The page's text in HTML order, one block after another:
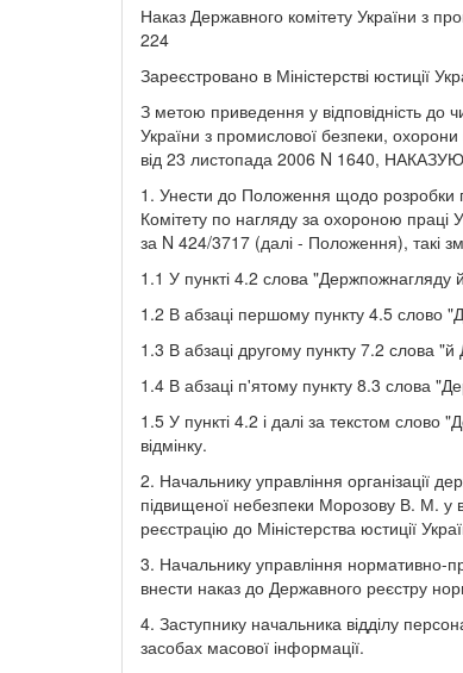
Наказ Державного комітету України з
224
Зареєстровано в Міністерстві юстиції
З метою приведення у відповідність до
України з промислової безпеки, охорони
від 23 листопада 2006 N 1640,
1. Унести до Положення щодо розробки
Комітету по нагляду за охороною праці
за N 424/3717 (далі - Положення), такі
1.1 У пункті 4.2 слова "Держпожнагляду
1.2 В абзаці першому пункту 4.5 слово
1.3 В абзаці другому пункту 7.2 слова
1.4 В абзаці п'ятому пункту 8.3 слова
1.5 У пункті 4.2 і далі за текстом слово
відмінку.
2. Начальнику управління організації
підвищеної небезпеки Морозову В. М. у
реєстрацію до Міністерства юстиції
3. Начальнику управління нормативно-
внести наказ до Державного реєстру
4. Заступнику начальника відділу
засобах масової інформації.